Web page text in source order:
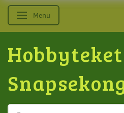
Skifte navigation
Menu